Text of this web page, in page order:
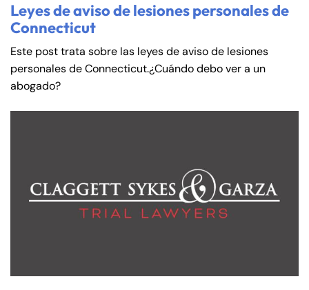
Leyes de aviso de lesiones personales de
Connecticut
Este post trata sobre las leyes de aviso de lesiones
personales de Connecticut.¿Cuándo debo ver a un
abogado?
Farmington - Hours
24/7
Enfield - Hours
24/7